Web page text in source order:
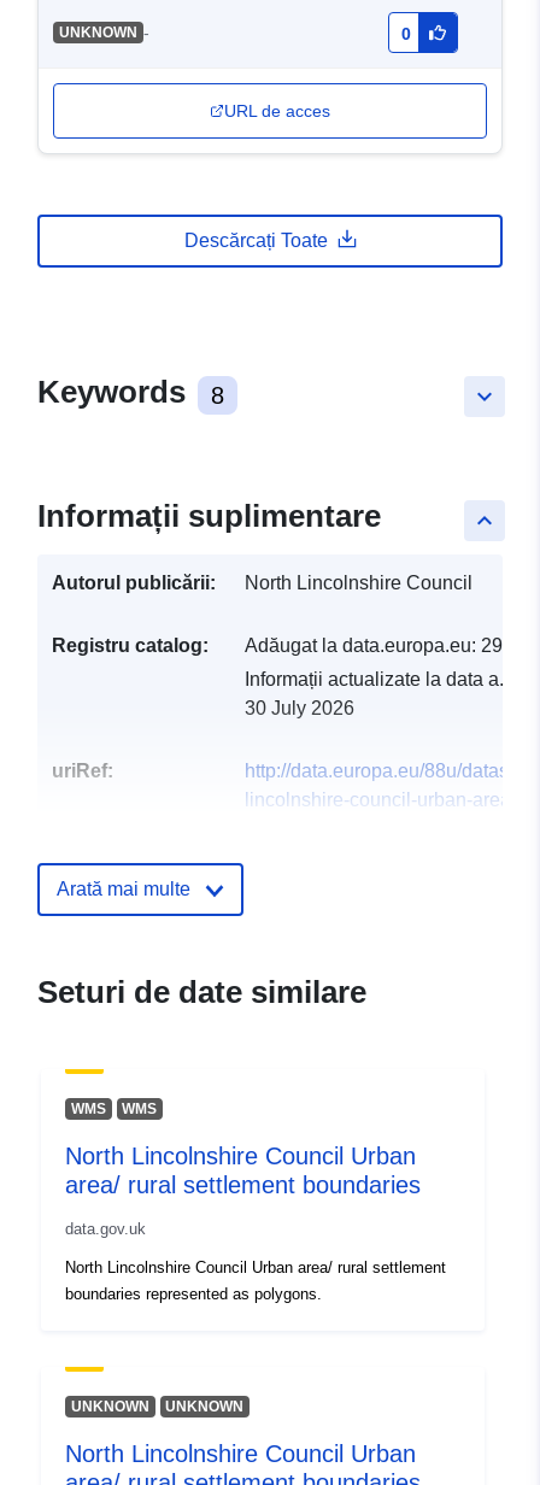
UNKNOWN - 0
URL de acces
Descărcați Toate
keyboard_arrow_down
Keywords 8
keyboard_arrow_up
Informații suplimentare
Autorul publicării: North Lincolnshire Council
Registru catalog: Adăugat la data.europa.eu: 29
Informații actualizate la data
30 July 2026
uriRef:
http://data.europa.eu/88u/dataset/
lincolnshire-council-urban-area-
Arată mai multe
Seturi de date similare
WMS WMS
North Lincolnshire Council Urban
area/ rural settlement boundaries
data.gov.uk
North Lincolnshire Council Urban area/ rural settlement
boundaries represented as polygons.
UNKNOWN UNKNOWN
North Lincolnshire Council Urban